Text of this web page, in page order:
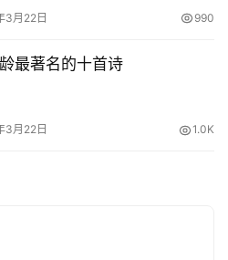
3月22日 990
最著名的十首诗
3月22日 1.0K